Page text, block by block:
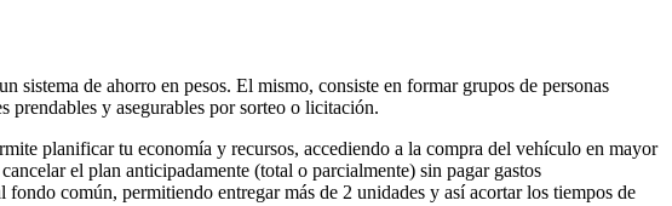
sistema de ahorro en pesos. El mismo, consiste en formar grupos de personas
prendables y asegurables por sorteo o licitación.
planificar tu economía y recursos, accediendo a la compra del vehículo en mayor
el plan anticipadamente (total o parcialmente) sin pagar gastos
común, permitiendo entregar más de 2 unidades y así acortar los tiempos de